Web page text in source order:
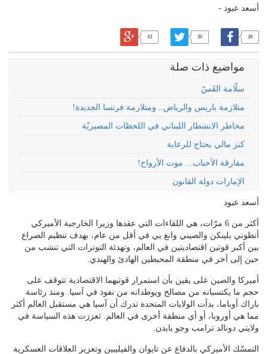
أسعد عبود -
38
36
43
مواضيع ذات صلة
سلّامة القَسّ
متلازمة باريس والرياض.. ومتلازمة فرنسا الجديدة!
مخاطر الانشطار اللبناني في اللحظات المصيريّة
كنز مالي يحتاج للرعاية
مفارقة الأحباب... موت الأرواح!
الإمارات دولة القانون
أسعد عبود
أكثر من 6 مرّات، هي اللقاءات التي عقدها وزيرا الخارجية الأميركي
أنطوني بلينكن والصيني وانغ يي في أقل من عام، بهدف تنظيم الصراع
بين أكبر قوتين اقتصاديتين في العالم، وتهدئة التوترات التي تنشب من
حين إلى آخر في منطقة المحيطين الهادئ والهندي.
أميركا والصين على يقين بأن استمرار قوتيهما الاقتصادية تتوقف على
حجم ما يكتسبانه من مصالح ويوطدانه من نفوذ في آسيا. ومنذ رئاسة
باراك أوباما، بدأت الولايات المتحدة تدرك أن آسيا هي مستقبل العالم أكثر
مما هي أوروبا، أو أي منطقة أخرى في العالم. تعززت هذه السياسة في
ولايتي دونالد ترامب وجو بايدن.
التمسّك الأميركي بالدفاع عن تايوان والفيليبين وتعزيز العلاقات العسكرية